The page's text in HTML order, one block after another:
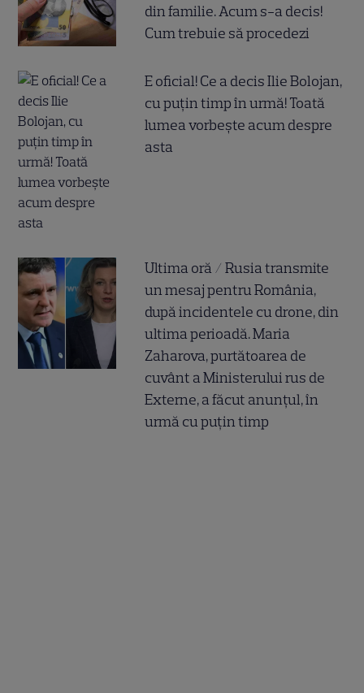
din familie. Acum s-a decis!
Cum trebuie să procedezi
E oficial! Ce a decis Ilie Bolojan,
cu puțin timp în urmă! Toată
lumea vorbește acum despre
asta
Ultima oră / Rusia transmite
un mesaj pentru România,
după incidentele cu drone, din
ultima perioadă. Maria
Zaharova, purtătoarea de
cuvânt a Ministerului rus de
Externe, a făcut anunțul, în
urmă cu puțin timp